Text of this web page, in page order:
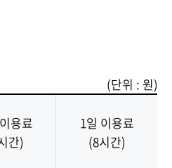
(단위 : 원)
용료
간)
1일 이용료
(8시간)